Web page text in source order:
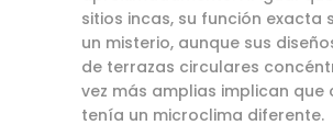
sitios incas, su función exacta
un misterio, aunque sus
de terrazas circulares
vez más amplias implican que
tenía un microclima diferente.